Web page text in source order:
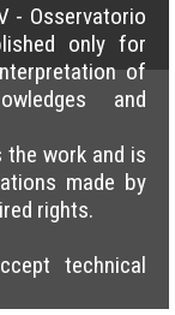
- Osservatorio
only for
of
and
the work and is
made by
rights.
technical